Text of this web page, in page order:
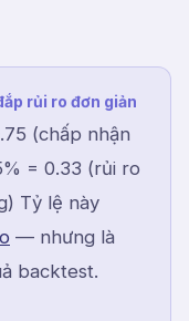
rủi ro đơn giản
(chấp nhận
= 0.33 (rủi ro
Tỷ lệ này
— nhưng là
backtest.